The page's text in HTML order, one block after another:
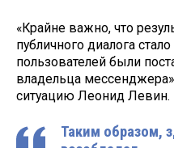
«Крайне важно, что
публичного диалога
пользователей были
владельца
ситуацию Леонид Левин.
Таким образом,